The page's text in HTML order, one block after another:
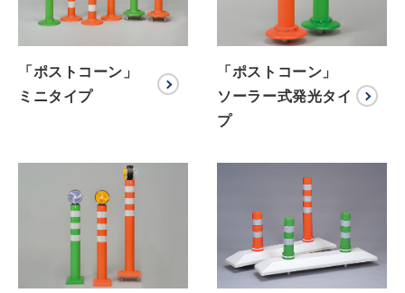
「ポストコーン」
ミニタイプ
「ポストコーン」
ソーラー式発光タイ
プ